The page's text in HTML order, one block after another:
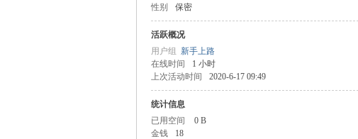
性别 保密
活跃概况
用户组 新手上路
在线时间
1 小时
上次活动时间
2020-6-17 09:49
统计信息
已用空间
0 B
金钱
18